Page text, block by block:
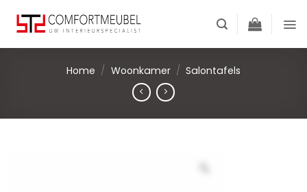
content
Home / Woonkamer / Salontafels